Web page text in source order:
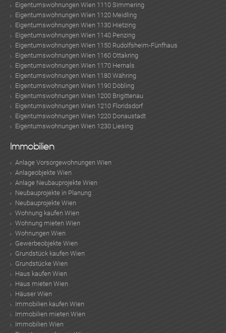
Eigentumswohnungen Wien 1110 Simmering
Eigentumswohnungen Wien 1120 Meidling
Eigentumswohnungen Wien 1130 Hietzing
Eigentumswohnungen Wien 1140 Penzing
Eigentumswohnungen Wien 1150 Rudolfsheim-Fünfhaus
Eigentumswohnungen Wien 1160 Ottakring
Eigentumswohnungen Wien 1170 Hernals
Eigentumswohnungen Wien 1180 Währing
Eigentumswohnungen Wien 1190 Döbling
Eigentumswohnungen Wien 1200 Brigittenau
Eigentumswohnungen Wien 1210 Floridsdorf
Eigentumswohnungen Wien 1220 Donaustadt
Eigentumswohnungen Wien 1230 Liesing
Immobilien
Anlage Vorsorgewohnungen Wien
Anlageobjekte Wien
Anlage Neubauprojekte Wien
Neubauprojekte in Planung
Neubauprojekte Wien
Wohnung kaufen Wien
Wohnung mieten Wien
Wohnungen Wien
Gewerbeobjekte Wien
Grundstück kaufen Wien
Grundstücke Wien
Haus kaufen Wien
Haus mieten Wien
Häuser Wien
Immobilien kaufen Wien
Immobilien mieten Wien
Immobilien Wien